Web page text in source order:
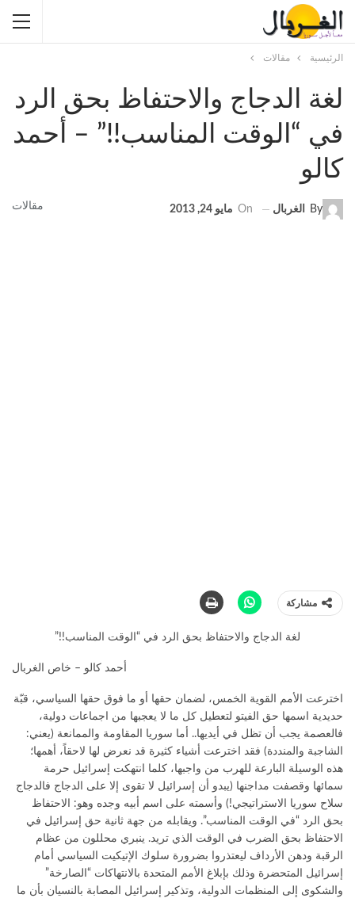
الرئيسية مقالات
لغة الدجاج والاحتفاظ بحق الرد
في “الوقت المناسب!!” – أحمد
كالو
مقالات By الغربال On مايو 24, 2013
مشاركة
لغة الدجاج والاحتفاظ بحق الرد في “الوقت المناسب!!”
أحمد كالو – خاص الغربال
اخترعت الأمم القوية الخمس، لضمان حقها أو ما فوق حقها السياسي، قبّة
حديدية اسمها حق الفيتو لتعطيل كل ما لا يعجبها من اجماعات دولية،
فالعصمة يجب أن تظل في أيديها.. أما سوريا المقاومة والممانعة (يعني:
الشاجبة والمنددة) فقد اخترعت أشياء كثيرة قد نعرض لها لاحقاً، أهمها؛
هذه الوسيلة البارعة للهرب من واجبها، كلما انتهكت إسرائيل حرمة
سمائها وقصفت مداجنها (يبدو أن إسرائيل لا تقوى إلا على الدجاج فالدجاج
سلاح سوريا الاستراتيجي!) وأسمته على اسم أبيه وجده وهو: الاحتفاظ
بحق الرد “في الوقت المناسب”. ويقابله من جهة ثانية حق إسرائيل في
الاحتفاظ بحق الضرب في الوقت الذي تريد. ينبري محللون من عظام
الرقبة ودهن الأرداف ليعتذروا بضرورة سلوك الإتيكيت السياسي أمام
إسرائيل المتحضرة وذلك بإبلاغ الأمم المتحدة بالانتهاكات “الصارخة”
والشكوى إلى المنظمات الدولية، وتذكير إسرائيل المصابة بالنسيان بأن ما